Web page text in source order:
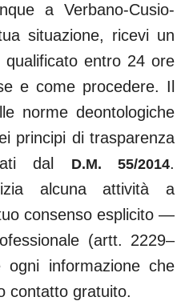
a Verbano-Cusio-
situazione, ricevi un
qualificato entro 24 ore
e come procedere. Il
norme deontologiche
principi di trasparenza
dal
D.M. 55/2014.
alcuna attività a
consenso esplicito —
(artt. 2229–
informazione che
contatto gratuito.